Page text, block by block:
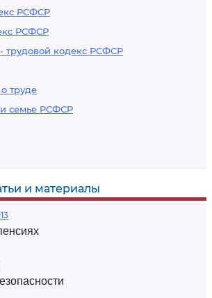
РСФСР
РСФСР
трудовой кодекс РСФСР
труде
семье РСФСР
и материалы